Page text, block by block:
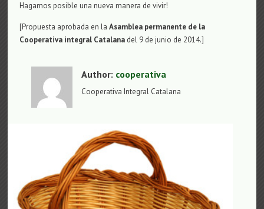
Hagamos posible una nueva manera de vivir!
[Propuesta aprobada en laAsamblea permanente de la
Cooperativa integral Catalana del 9 de junio de 2014.]
Author: cooperativa
Cooperativa Integral Catalana